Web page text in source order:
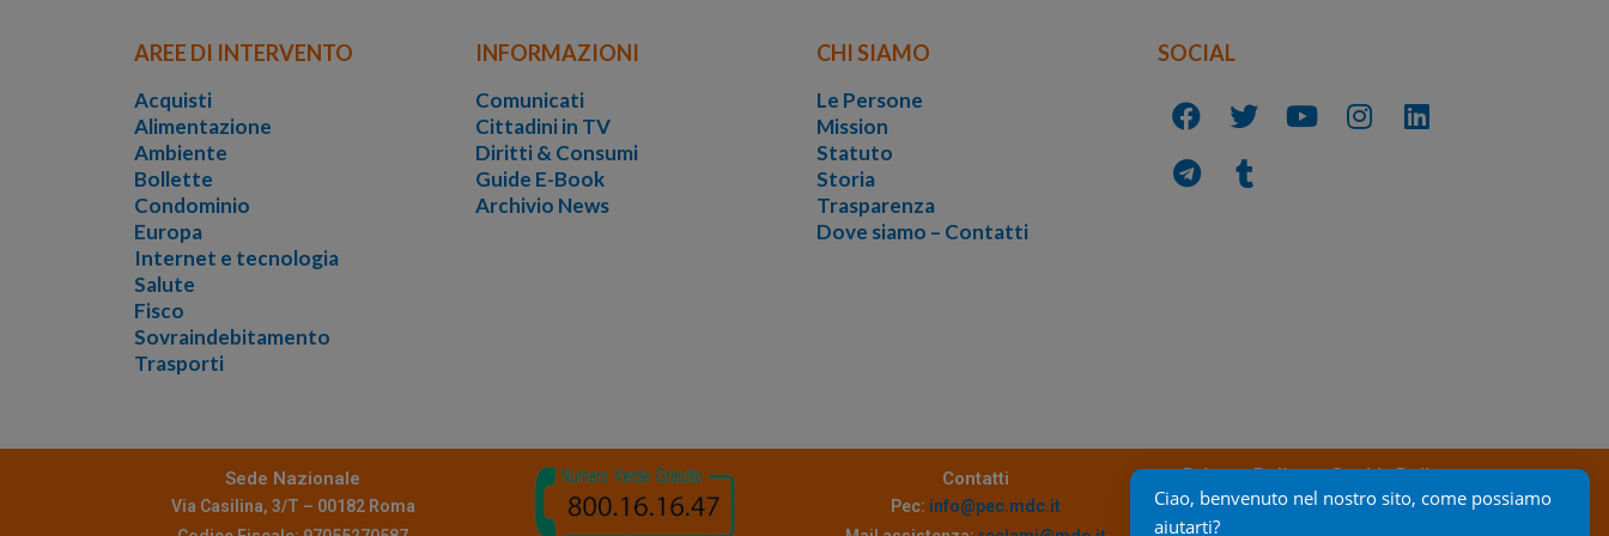
AREE DI INTERVENTO
Acquisti
Alimentazione
Ambiente
Bollette
Condominio
Europa
Internet e tecnologia
Salute
Fisco
Sovraindebitamento
Trasporti
INFORMAZIONI
Comunicati
Cittadini in TV
Diritti & Consumi
Guide E-Book
Archivio News
CHI SIAMO
Le Persone
Mission
Statuto
Storia
Trasparenza
Dove siamo – Contatti
SOCIAL
Sede Nazionale
Via Casilina, 3/T – 00182 Roma
Contatti
Pec: info@pec.mdc.it
Privacy Policy Cookie Policy
Ciao, benvenuto nel nostro sito, come possiamo
aiutarti?